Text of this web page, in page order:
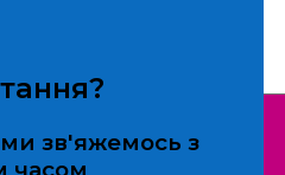
ми зв'яжемось з
часом